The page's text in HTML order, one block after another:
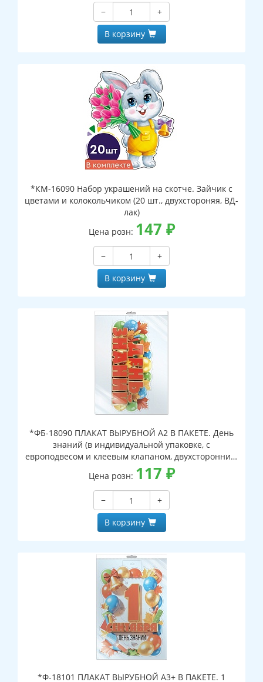
−
+
В корзину
*КМ-16090 Набор украшений на скотче. Зайчик с
цветами и колокольчиком (20 шт., двухстороняя, ВД-
лак)
Цена розн: 147 ₽
−
+
В корзину
*ФБ-18090 ПЛАКАТ ВЫРУБНОЙ А2 В ПАКЕТЕ. День
знаний (в индивидуальной упаковке, с
европодвесом и клеевым клапаном, двухсторонний,
ВД-лак)
Цена розн: 117 ₽
−
+
В корзину
*Ф-18101 ПЛАКАТ ВЫРУБНОЙ А3+ В ПАКЕТЕ. 1